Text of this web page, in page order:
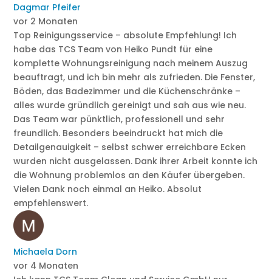
Dagmar Pfeifer
vor 2 Monaten
Top Reinigungsservice – absolute Empfehlung! Ich
habe das TCS Team von Heiko Pundt für eine
komplette Wohnungsreinigung nach meinem Auszug
beauftragt, und ich bin mehr als zufrieden. Die Fenster,
Böden, das Badezimmer und die Küchenschränke –
alles wurde gründlich gereinigt und sah aus wie neu.
Das Team war pünktlich, professionell und sehr
freundlich. Besonders beeindruckt hat mich die
Detailgenauigkeit – selbst schwer erreichbare Ecken
wurden nicht ausgelassen. Dank ihrer Arbeit konnte ich
die Wohnung problemlos an den Käufer übergeben.
Vielen Dank noch einmal an Heiko. Absolut
empfehlenswert.
Michaela Dorn
vor 4 Monaten